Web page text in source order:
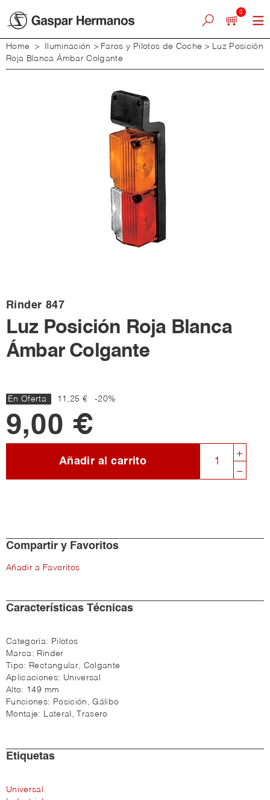
0
Home > Iluminación > Faros y Pilotos de Coche > Luz Posición
Roja Blanca Ámbar Colgante
Rinder 847
Luz Posición Roja Blanca
Ámbar Colgante
En Oferta 11,25 € -20%
9,00 €
Añadir al carrito
Compartir y Favoritos
Añadir a Favoritos
Características Técnicas
Categoría: Pilotos
Marca: Rinder
Tipo: Rectangular, Colgante
Aplicaciones: Universal
Alto: 149 mm
Funciones: Posición, Gálibo
Montaje: Lateral, Trasero
Etiquetas
Universal